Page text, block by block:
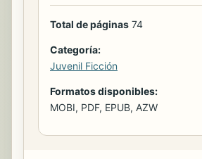
Total de páginas 74
Categoría:
Juvenil Ficción
Formatos disponibles:
MOBI, PDF, EPUB, AZW